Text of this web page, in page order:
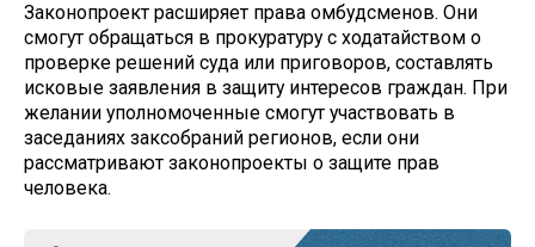
Законопроект расширяет права омбудсменов. Они
смогут обращаться в прокуратуру с ходатайством о
проверке решений суда или приговоров, составлять
исковые заявления в защиту интересов граждан. При
желании уполномоченные смогут участвовать в
заседаниях заксобраний регионов, если они
рассматривают законопроекты о защите прав
человека.